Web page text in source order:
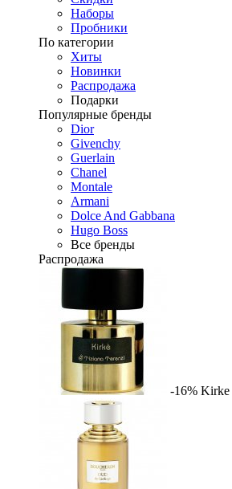
Наборы
Пробники
По категории
Хиты
Новинки
Распродажа
Подарки
Популярные бренды
Dior
Givenchy
Guerlain
Chanel
Montale
Armani
Dolce And Gabbana
Hugo Boss
Все бренды
Распродажа
-16% Kirke